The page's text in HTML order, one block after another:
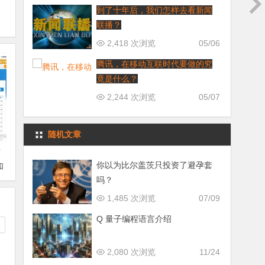
到了十年后，我们怎样去看新闻
联播？
05/06
2,418 次浏览
腾讯，在移动互联时代要做的究
竟是什么？
05/07
2,244 次浏览
随机文章
你以为比尔盖茨只投资了避孕套
吗？
07/09
1,485 次浏览
Q 量子编程语言介绍
11/24
2,080 次浏览